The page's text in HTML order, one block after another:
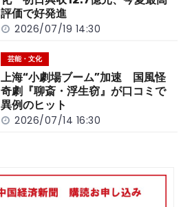
評価で好発進
2026/07/19 14:30
芸能・文化
上海“小劇場ブーム”加速 国風怪
奇劇『聊斎・浮生窃』が口コミで
異例のヒット
2026/07/14 16:30